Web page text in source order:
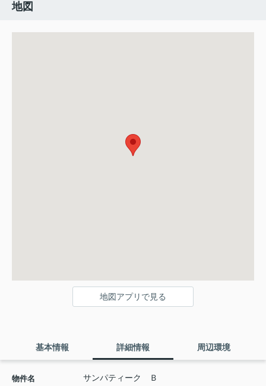
地図
地図アプリで見る
基本情報 詳細情報 周辺環境
物件名 サンパティーク Ｂ